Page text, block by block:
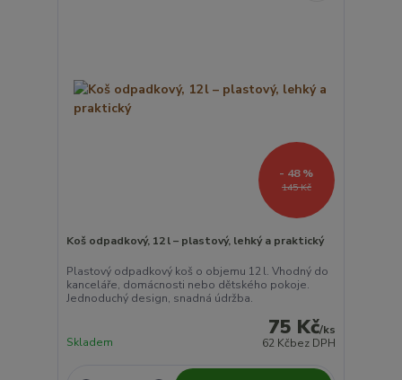
145 Kč
- 48 %
Koš odpadkový, 12 l – plastový, lehký a praktický
Plastový odpadkový koš o objemu 12 l. Vhodný do
kanceláře, domácnosti nebo dětského pokoje.
Jednoduchý design, snadná údržba.
75 Kč/ks
62 Kčbez DPH
Skladem